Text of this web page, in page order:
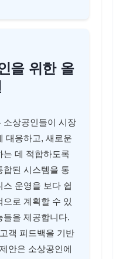
을 위한 올
소상공인들이 시장
대응하고, 새로운
는 데 적합하도록
합된 시스템을 통
운영을 보다 쉽
으로 계획할 수 있
들을 제공합니다.
객 피드백을 기반
안은 소상공인에